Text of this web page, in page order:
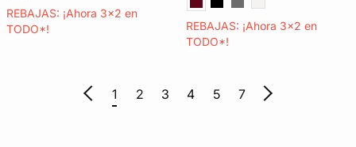
REBAJAS: ¡Ahora 3x2 en
TODO*!
REBAJAS: ¡Ahora 3x2 en
TODO*!
1 2 3 4 5 7